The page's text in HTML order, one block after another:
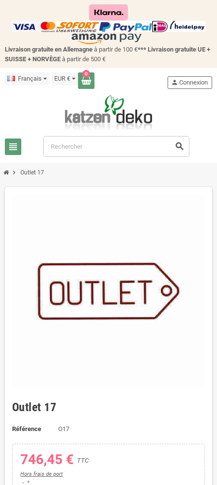
Livraison gratuite en Allemagne à partir de 100 €*** Livraison gratuite UE +
SUISSE + NORVÈGE à partir de 500 €
Français EUR €
0
view_headline search
person Connexion
chevron_right Outlet 17
Outlet 17
Référence O17
746,45 € TTC
Hors frais de port
*